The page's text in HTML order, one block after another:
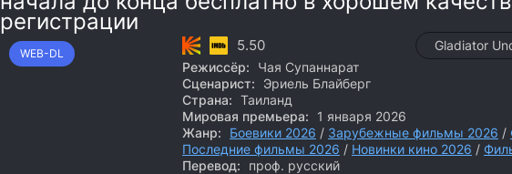
регистрации
WEB-DL 5.50 Gladiator
Режиссёр:
Чая Супаннарат
Сценарист:
Эриель Блайберг
Страна: Таиланд
Мировая премьера:
1 января 2026
Жанр:
Боевики 2026 / Зарубежные фильмы 2026 /
Последние фильмы 2026 / Новинки кино 2026 /
Перевод:
проф. русский